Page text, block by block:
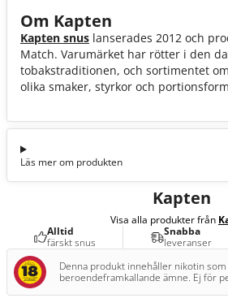
Om Kapten
Kapten snus lanserades 2012 och
Match. Varumärket har rötter i den
tobakstraditionen, och sortimentet
olika smaker, styrkor och
Läs mer om produkten
Kapten
Visa alla produkter från
Alltid
färskt snus
Snabba
leveranser
Denna produkt innehåller nikotin
beroendeframkallande ämne. Ej för